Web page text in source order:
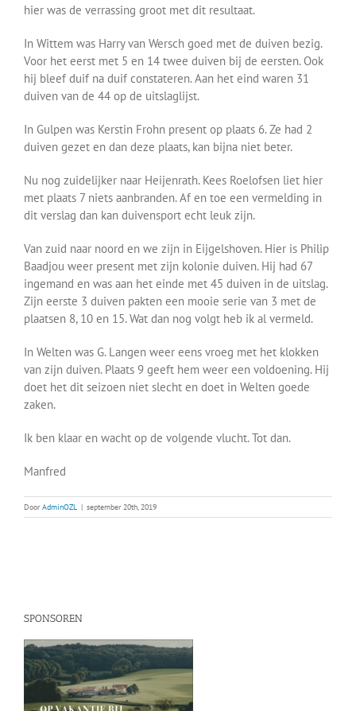
hier was de verrassing groot met dit resultaat.
In Wittem was Harry van Wersch goed met de duiven bezig.
Voor het eerst met 5 en 14 twee duiven bij de eersten. Ook
hij bleef duif na duif constateren. Aan het eind waren 31
duiven van de 44 op de uitslaglijst.
In Gulpen was Kerstin Frohn present op plaats 6. Ze had 2
duiven gezet en dan deze plaats, kan bijna niet beter.
Nu nog zuidelijker naar Heijenrath. Kees Roelofsen liet hier
met plaats 7 niets aanbranden. Af en toe een vermelding in
dit verslag dan kan duivensport echt leuk zijn.
Van zuid naar noord en we zijn in Eijgelshoven. Hier is Philip
Baadjou weer present met zijn kolonie duiven. Hij had 67
ingemand en was aan het einde met 45 duiven in de uitslag.
Zijn eerste 3 duiven pakten een mooie serie van 3 met de
plaatsen 8, 10 en 15. Wat dan nog volgt heb ik al vermeld.
In Welten was G. Langen weer eens vroeg met het klokken
van zijn duiven. Plaats 9 geeft hem weer een voldoening. Hij
doet het dit seizoen niet slecht en doet in Welten goede
zaken.
Ik ben klaar en wacht op de volgende vlucht. Tot dan.
Manfred
DoorAdminOZL | september 20th, 2019
SPONSOREN